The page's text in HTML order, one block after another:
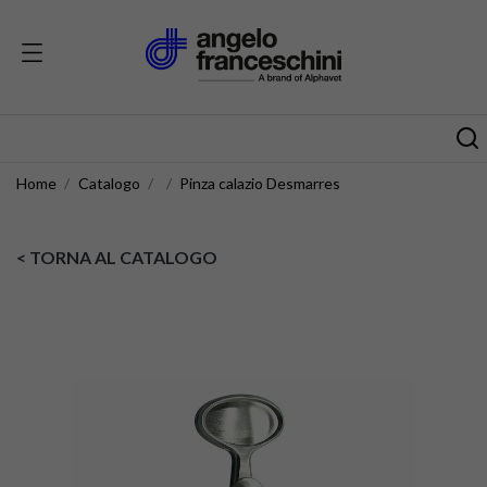
Home Catalogo Pinza calazio Desmarres
< TORNA AL CATALOGO